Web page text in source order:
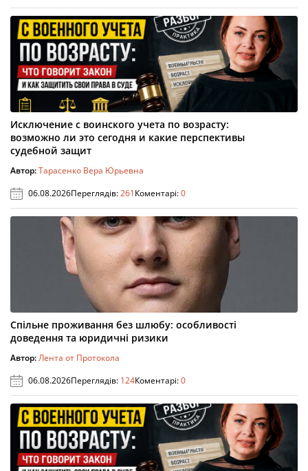
Исключение с воинского учета по возрасту:
возможно ли это сегодня и какие перспективы
судебной защит
Автор:Тарасенко Вера Юрьевна
06.08.2026Переглядів:261Коментарі:0
Спільне проживання без шлюбу: особливості
доведення та юридичні ризики
Автор:Лента от Протокола
06.08.2026Переглядів: 124Коментарі:0